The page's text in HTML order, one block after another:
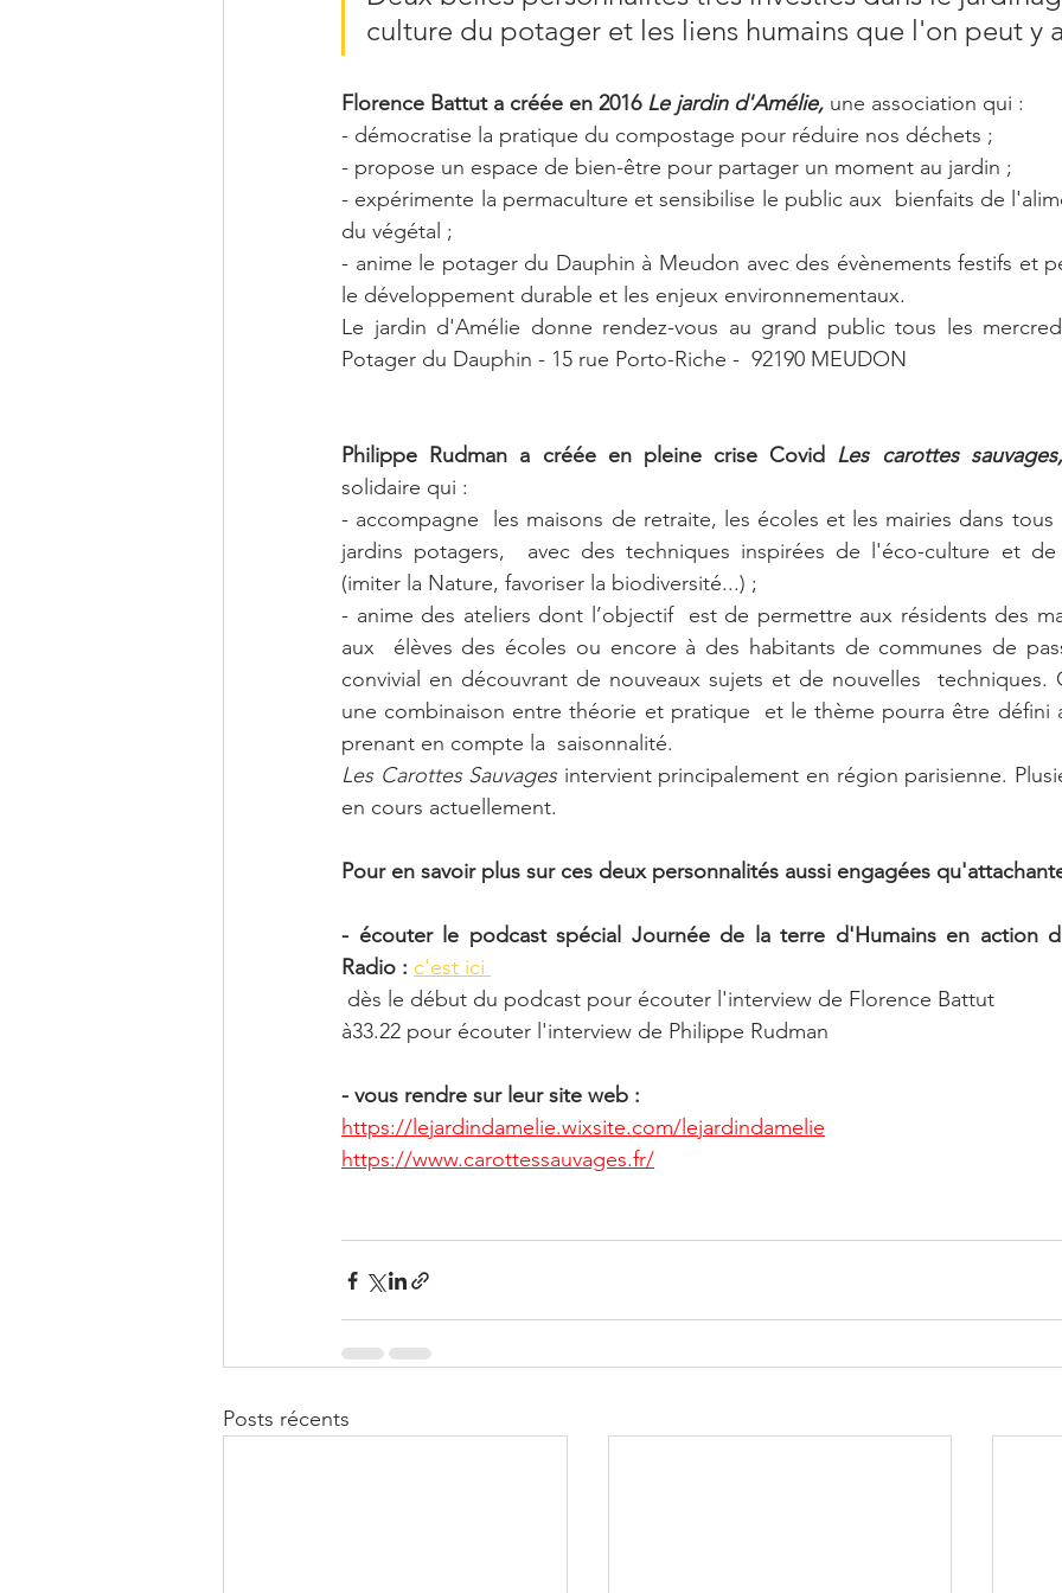
culture du potager et les liens humains que l'on peut y
Florence Battut a créée en 2016 Le jardin d'Amélie, une association qui :
- démocratise la pratique du compostage pour réduire nos déchets ;
- propose un espace de bien-être pour partager un moment au jardin ;
- expérimente la permaculture et sensibilise le public aux  bienfaits de
du végétal ;
- anime le potager du Dauphin à Meudon avec des évènements festifs et
le développement durable et les enjeux environnementaux.
Le jardin d'Amélie donne rendez-vous au grand public tous les
Potager du Dauphin - 15 rue Porto-Riche -  92190 MEUDON
Philippe Rudman a créée en pleine crise Covid Les carottes sauvages,
solidaire qui :
- accompagne  les maisons de retraite, les écoles et les mairies dans
jardins potagers,  avec des techniques inspirées de l'éco-culture et de
(imiter la Nature, favoriser la biodiversité...) ;
​- anime des ateliers dont l’objectif  est de permettre aux résidents des
aux  élèves des écoles ou encore à des habitants de communes de
convivial en découvrant de nouveaux sujets et de nouvelles  techniques.
une combinaison entre théorie et pratique  et le thème pourra être défini
prenant en compte la  saisonnalité.
Les Carottes Sauvages intervient principalement en région parisienne.
en cours actuellement.
Pour en savoir plus sur ces deux personnalités aussi engagées
- écouter le podcast spécial Journée de la terre d'Humains en action
Radio : c'est ici
dès le début du podcast pour écouter l'interview de Florence Battut
à33.22 pour écouter l'interview de Philippe Rudman
- vous rendre sur leur site web :
https://lejardindamelie.wixsite.com/lejardindamelie
https://www.carottessauvages.fr/
Posts récents